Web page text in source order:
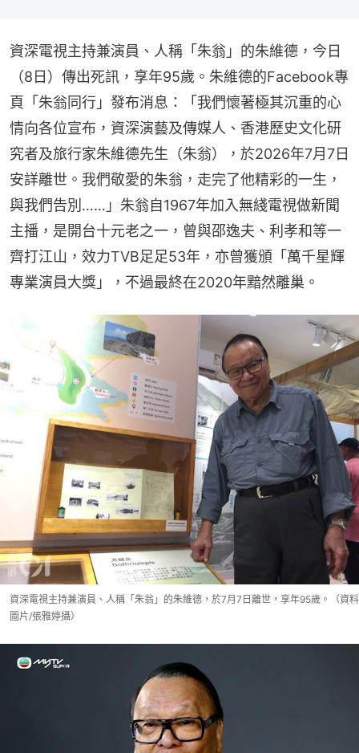
資深電視主持兼演員、人稱「朱翁」的朱維德，今日
（8日）傳出死訊，享年95歲。朱維德的Facebook專
頁「朱翁同行」發布消息：「我們懷著極其沉重的心
情向各位宣布，資深演藝及傳媒人、香港歷史文化研
究者及旅行家朱維德先生（朱翁），於2026年7月7日
安詳離世。我們敬愛的朱翁，走完了他精彩的一生，
與我們告別……」朱翁自1967年加入無綫電視做新聞
主播，是開台十元老之一，曾與邵逸夫、利孝和等一
齊打江山，效力TVB足足53年，亦曾獲頒「萬千星輝
專業演員大獎」，不過最終在2020年黯然離巢。
資深電視主持兼演員、人稱「朱翁」的朱維德，於7月7日離世，享年95歲。（資料
圖片/張雅婷攝）